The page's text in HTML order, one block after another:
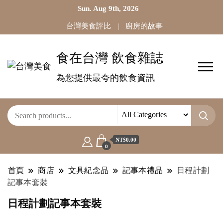
Sun. Aug 9th, 2026
台灣美食評比 廚房的故事
食在台灣 飲食雜誌
為您提供最夸的飲食資訊
0
NT$0.00
首頁 商店 文具紀念品 記事本禮品
日程計劃
記事本套裝
日程計劃記事本套裝